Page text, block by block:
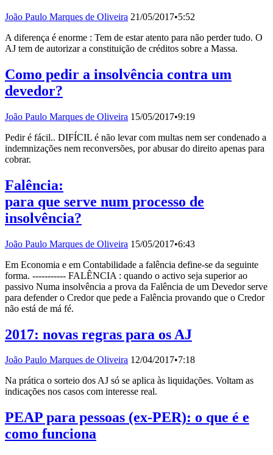
João Paulo Marques de Oliveira 21/05/2017•5:52
A diferença é enorme : Tem de estar atento para não perder tudo. O
AJ tem de autorizar a constituição de créditos sobre a Massa.
Como pedir a insolvência contra um
devedor?
João Paulo Marques de Oliveira 15/05/2017•9:19
Pedir é fácil.. DIFÍCIL é não levar com multas nem ser condenado a
indemnizações nem reconversões, por abusar do direito apenas para
cobrar.
Falência:
para que serve num processo de
insolvência?
João Paulo Marques de Oliveira 15/05/2017•6:43
Em Economia e em Contabilidade a falência define-se da seguinte
forma. ----------- FALÊNCIA : quando o activo seja superior ao
passivo Numa insolvência a prova da Falência de um Devedor serve
para defender o Credor que pede a Falência provando que o Credor
não está de má fé.
2017: novas regras para os AJ
João Paulo Marques de Oliveira 12/04/2017•7:18
Na prática o sorteio dos AJ só se aplica às liquidações. Voltam as
indicações nos casos com interesse real.
PEAP para pessoas (ex-PER): o que é e
como funciona